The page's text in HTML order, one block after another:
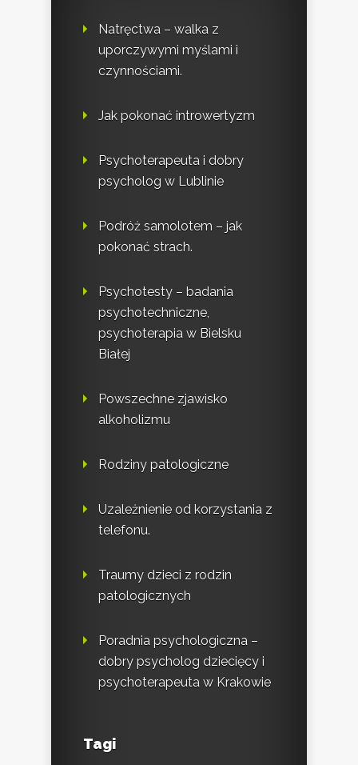
Natręctwa – walka z
uporczywymi myślami i
czynnościami.
Jak pokonać introwertyzm
Psychoterapeuta i dobry
psycholog w Lublinie
Podróż samolotem – jak
pokonać strach.
Psychotesty – badania
psychotechniczne,
psychoterapia w Bielsku
Białej
Powszechne zjawisko
alkoholizmu
Rodziny patologiczne
Uzależnienie od korzystania z
telefonu.
Traumy dzieci z rodzin
patologicznych
Poradnia psychologiczna –
dobry psycholog dziecięcy i
psychoterapeuta w Krakowie
Tagi